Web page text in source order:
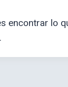
encontrar lo